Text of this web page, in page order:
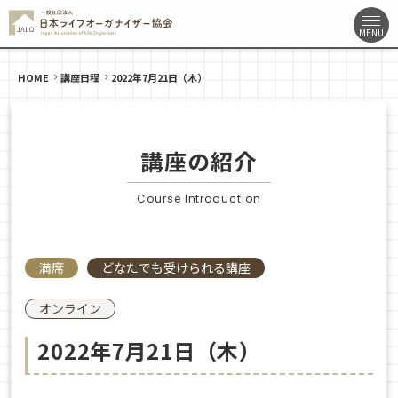
HOME 講座日程 2022年7月21日（木）
講座の紹介
Course Introduction
満席 どなたでも受けられる講座
オンライン
2022年7月21日（木）